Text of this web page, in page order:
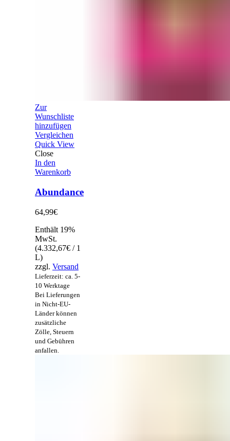
Zur
Wunschliste
hinzufügen
Vergleichen
Quick View
Close
In den
Warenkorb
Abundance
64,99€
Enthält 19%
MwSt.
(4.332,67€ / 1
L)
zzgl. Versand
Lieferzeit: ca. 5-
10 Werktage
Bei Lieferungen
in Nicht-EU-
Länder können
zusätzliche
Zölle, Steuern
und Gebühren
anfallen.